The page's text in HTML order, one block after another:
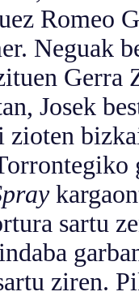
Neguak
Josek
zioten
sartu
ziren.